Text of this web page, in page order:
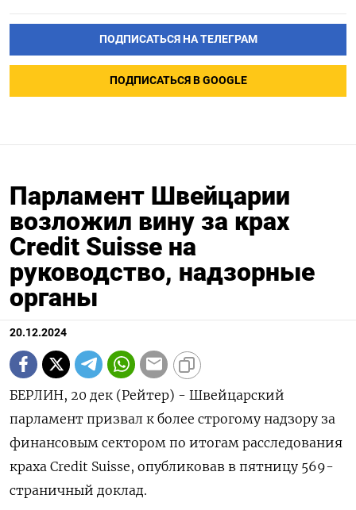
ПОДПИСАТЬСЯ НА ТЕЛЕГРАМ
ПОДПИСАТЬСЯ В GOOGLE
Парламент Швейцарии
возложил вину за крах
Credit Suisse на
руководство, надзорные
органы
20.12.2024
БЕРЛИН, 20 дек (Рейтер) - Швейцарский
парламент призвал к более строгому надзору за
финансовым сектором по итогам расследования
краха Credit Suisse, опубликовав в пятницу 569-
страничный доклад.